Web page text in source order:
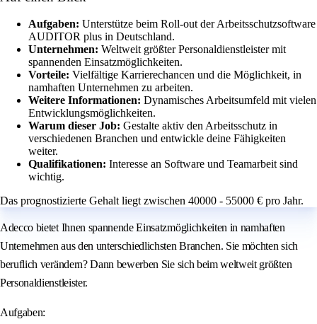
Aufgaben: Unterstütze beim Roll-out der Arbeitsschutzsoftware
AUDITOR plus in Deutschland.
Unternehmen: Weltweit größter Personaldienstleister mit
spannenden Einsatzmöglichkeiten.
Vorteile: Vielfältige Karrierechancen und die Möglichkeit, in
namhaften Unternehmen zu arbeiten.
Weitere Informationen: Dynamisches Arbeitsumfeld mit vielen
Entwicklungsmöglichkeiten.
Warum dieser Job: Gestalte aktiv den Arbeitsschutz in
verschiedenen Branchen und entwickle deine Fähigkeiten
weiter.
Qualifikationen: Interesse an Software und Teamarbeit sind
wichtig.
Das prognostizierte Gehalt liegt zwischen 40000 - 55000 € pro Jahr.
Adecco bietet Ihnen spannende Einsatzmöglichkeiten in namhaften
Unternehmen aus den unterschiedlichsten Branchen. Sie möchten sich
beruflich verändern? Dann bewerben Sie sich beim weltweit größten
Personaldienstleister.
Aufgaben: